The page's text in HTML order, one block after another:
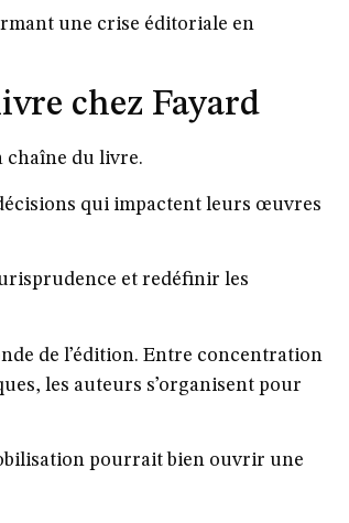
une crise éditoriale en
chez Fayard
chaîne du livre.
qui impactent leurs œuvres
et redéfinir les
de l’édition. Entre concentration
les auteurs s’organisent pour
pourrait bien ouvrir une